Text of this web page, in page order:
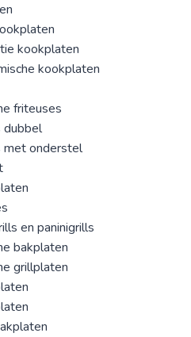
kookplaten
kookplaten
friteuses
dubbel
met onderstel
en paninigrills
bakplaten
grillplaten